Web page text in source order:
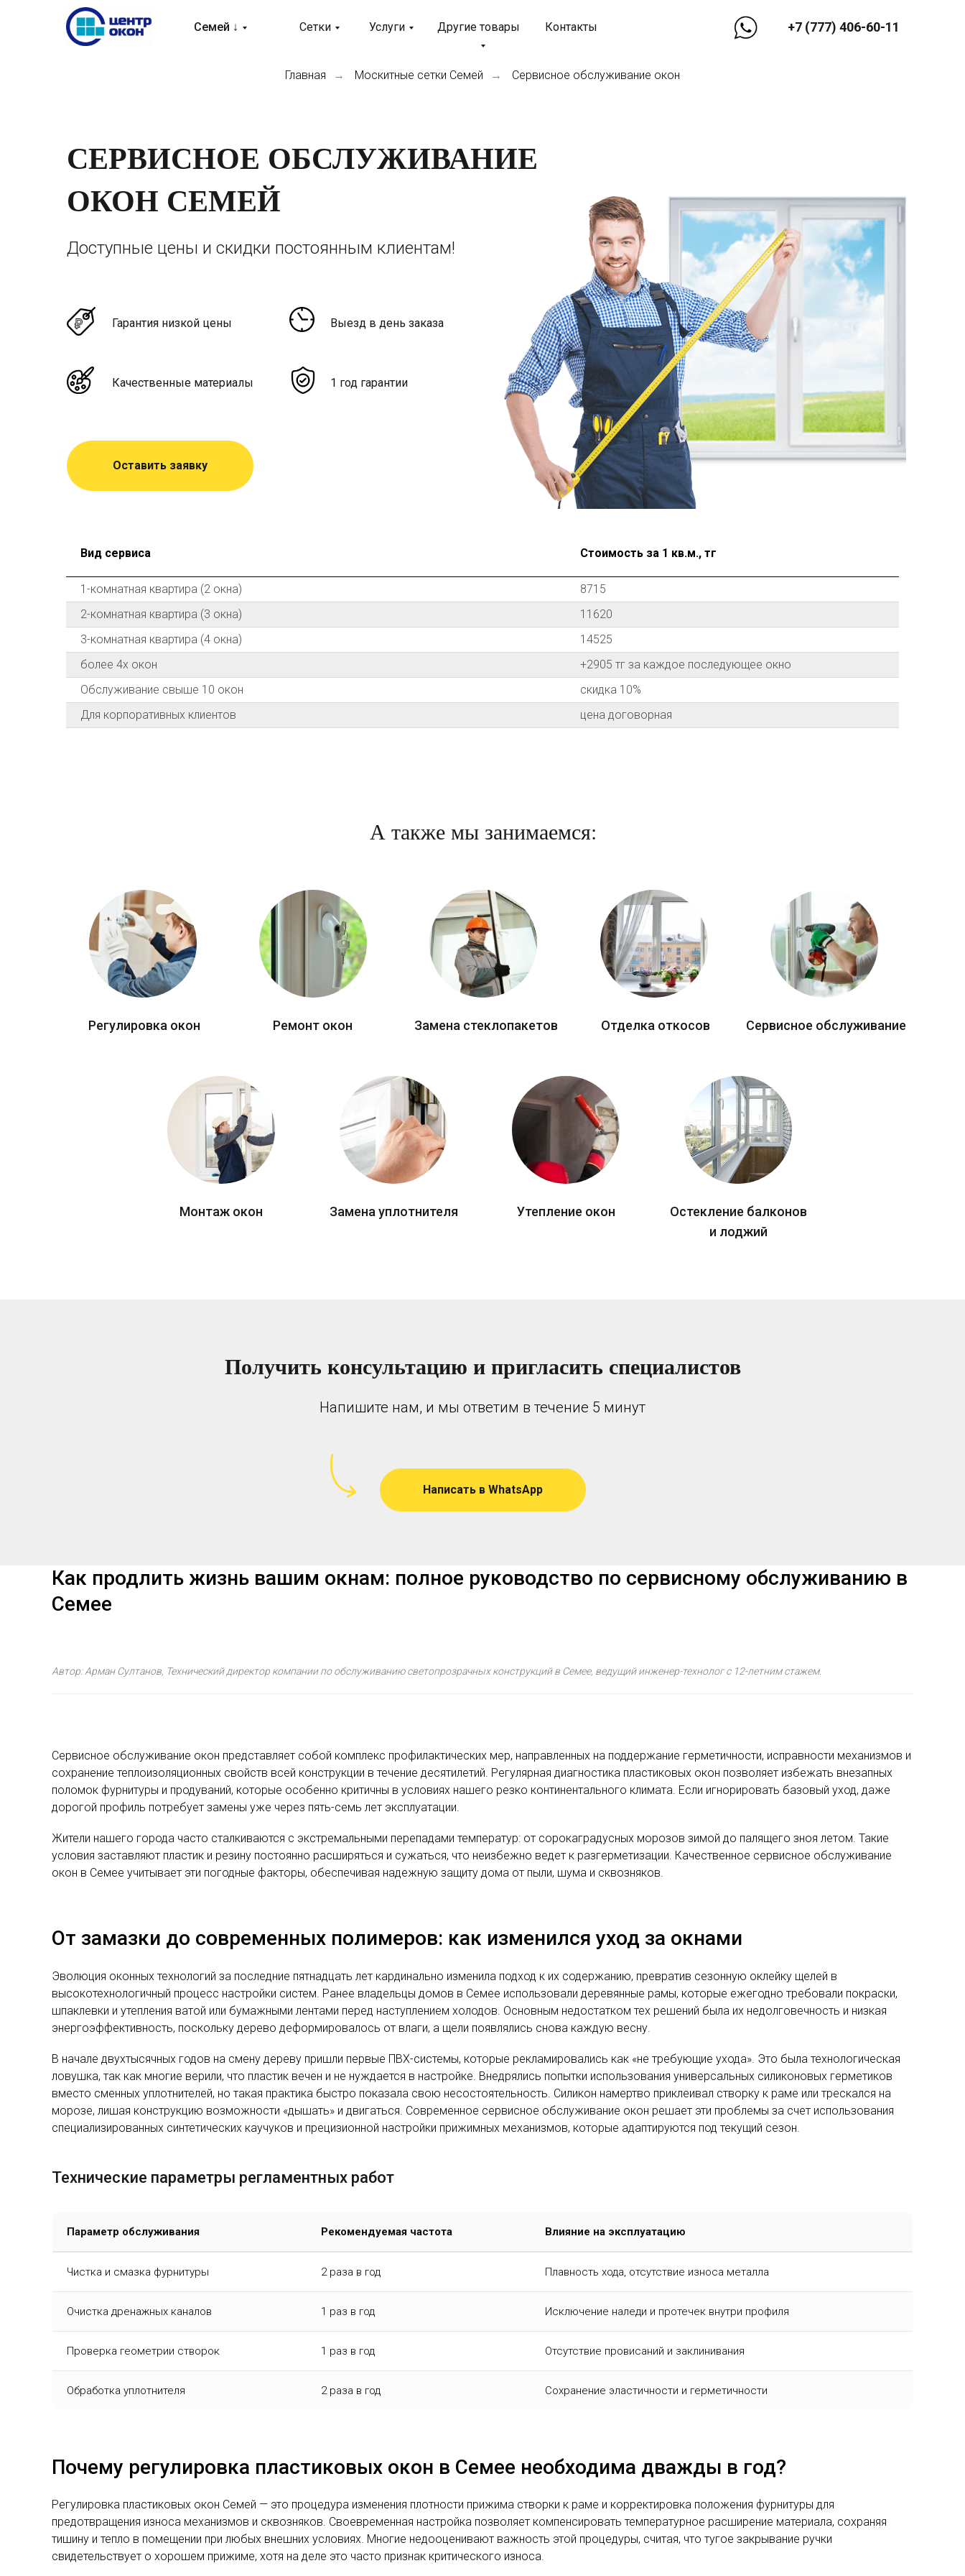
+7 (777) 406-60-11
Услуги
Семей ↓ Другие товары Контакты
Сетки
Главная → Москитные сетки Семей → Сервисное обслуживание окон
СЕРВИСНОЕ ОБСЛУЖИВАНИЕ
ОКОН СЕМЕЙ
Гарантия низкой цены Выезд в день заказа
Качественные материалы 1 год гарантии
Оставить заявку
Доступные цены и скидки постоянным клиентам!
Вид сервиса Стоимость за 1 кв.м., тг
1-комнатная квартира (2 окна)
8715
2-комнатная квартира (3 окна)
11620
3-комнатная квартира (4 окна)
14525
более 4х окон
+2905 тг за каждое последующее окно
Обслуживание свыше 10 окон
скидка 10%
Для корпоративных клиентов
цена договорная
А также мы занимаемся:
Регулировка окон Ремонт окон Замена стеклопакетов Отделка откосов
Монтаж окон Замена уплотнителя Утепление окон
Сервисное обслуживание
Остекление балконов
и лоджий
Получить консультацию и пригласить специалистов
Напишите нам, и мы ответим в течение 5 минут
Написать в WhatsApp
Как продлить жизнь вашим окнам: полное руководство по сервисному обслуживанию в
Семее
Автор: Арман Султанов, Технический директор компании по обслуживанию светопрозрачных конструкций в Семее, ведущий инженер-технолог с 12-летним стажем.
Сервисное обслуживание окон представляет собой комплекс профилактических мер, направленных на поддержание герметичности, исправности механизмов и
сохранение теплоизоляционных свойств всей конструкции в течение десятилетий. Регулярная диагностика пластиковых окон позволяет избежать внезапных
поломок фурнитуры и продуваний, которые особенно критичны в условиях нашего резко континентального климата. Если игнорировать базовый уход, даже
дорогой профиль потребует замены уже через пять-семь лет эксплуатации.
Жители нашего города часто сталкиваются с экстремальными перепадами температур: от сорокаградусных морозов зимой до палящего зноя летом. Такие
условия заставляют пластик и резину постоянно расширяться и сужаться, что неизбежно ведет к разгерметизации. Качественное сервисное обслуживание
окон в Семее учитывает эти погодные факторы, обеспечивая надежную защиту дома от пыли, шума и сквозняков.
От замазки до современных полимеров: как изменился уход за окнами
Эволюция оконных технологий за последние пятнадцать лет кардинально изменила подход к их содержанию, превратив сезонную оклейку щелей в
высокотехнологичный процесс настройки систем. Ранее владельцы домов в Семее использовали деревянные рамы, которые ежегодно требовали покраски,
шпаклевки и утепления ватой или бумажными лентами перед наступлением холодов. Основным недостатком тех решений была их недолговечность и низкая
энергоэффективность, поскольку дерево деформировалось от влаги, а щели появлялись снова каждую весну.
В начале двухтысячных годов на смену дереву пришли первые ПВХ-системы, которые рекламировались как «не требующие ухода». Это была технологическая
ловушка, так как многие верили, что пластик вечен и не нуждается в настройке. Внедрялись попытки использования универсальных силиконовых герметиков
вместо сменных уплотнителей, но такая практика быстро показала свою несостоятельность. Силикон намертво приклеивал створку к раме или трескался на
морозе, лишая конструкцию возможности «дышать» и двигаться. Современное сервисное обслуживание окон решает эти проблемы за счет использования
специализированных синтетических каучуков и прецизионной настройки прижимных механизмов, которые адаптируются под текущий сезон.
Технические параметры регламентных работ
Параметр обслуживания Рекомендуемая частота Влияние на эксплуатацию
Чистка и смазка фурнитуры 2 раза в год Плавность хода, отсутствие износа металла
Очистка дренажных каналов 1 раз в год Исключение наледи и протечек внутри профиля
Проверка геометрии створок 1 раз в год Отсутствие провисаний и заклинивания
Обработка уплотнителя 2 раза в год Сохранение эластичности и герметичности
Почему регулировка пластиковых окон в Семее необходима дважды в год?
Регулировка пластиковых окон Семей — это процедура изменения плотности прижима створки к раме и корректировка положения фурнитуры для
предотвращения износа механизмов и сквозняков. Своевременная настройка позволяет компенсировать температурное расширение материала, сохраняя
тишину и тепло в помещении при любых внешних условиях. Многие недооценивают важность этой процедуры, считая, что тугое закрывание ручки
свидетельствует о хорошем прижиме, хотя на деле это часто признак критического износа.